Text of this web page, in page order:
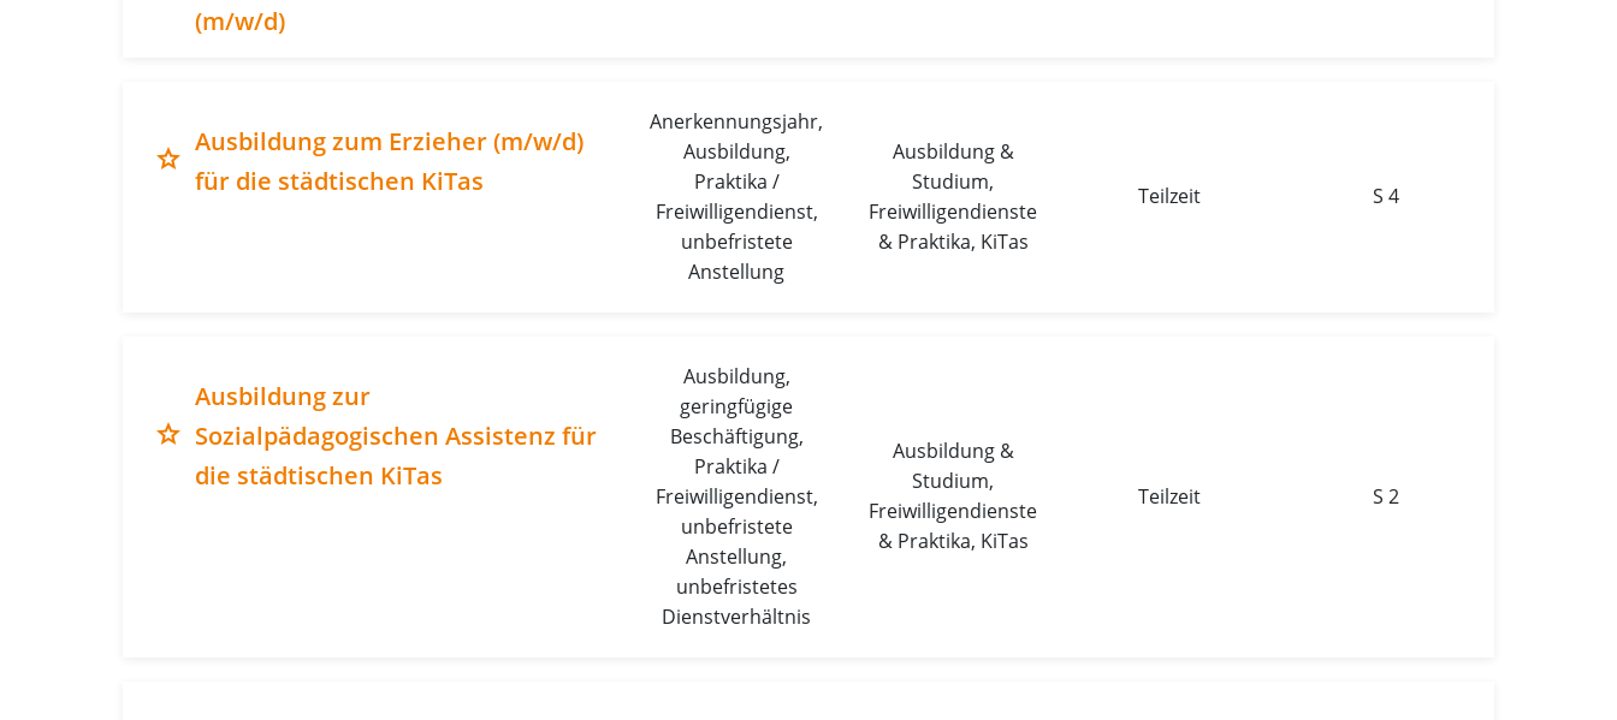
(m/w/d)
grade
Ausbildung zum Erzieher (m/w/d)
für die städtischen KiTas
Anerkennungsjahr,
Ausbildung,
Praktika /
Freiwilligendienst,
unbefristete
Anstellung
Ausbildung &
Studium,
Freiwilligendienste
& Praktika, KiTas
Teilzeit S 4
grade
Ausbildung zur
Sozialpädagogischen Assistenz für
die städtischen KiTas
Ausbildung,
geringfügige
Beschäftigung,
Praktika /
Freiwilligendienst,
unbefristete
Anstellung,
unbefristetes
Dienstverhältnis
Ausbildung &
Studium,
Freiwilligendienste
& Praktika, KiTas
Teilzeit S 2